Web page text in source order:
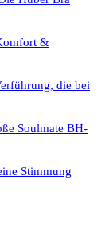
&
die bei
Soulmate BH-
Stimmung